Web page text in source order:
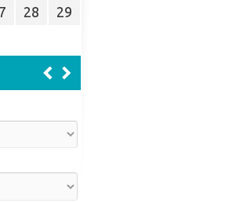
28
29